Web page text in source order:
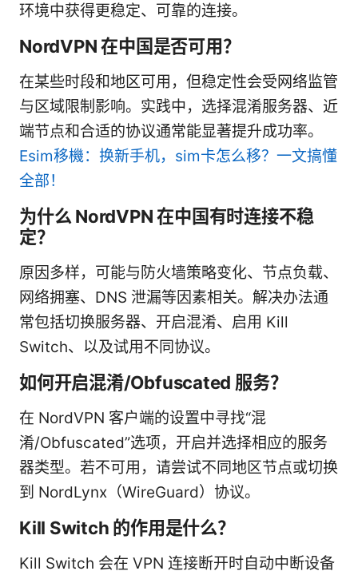
环境中获得更稳定、可靠的连接。
NordVPN 在中国是否可用？
在某些时段和地区可用，但稳定性会受网络监管
与区域限制影响。实践中，选择混淆服务器、近
端节点和合适的协议通常能显著提升成功率。
Esim移機：换新手机，sim卡怎么移？一文搞懂
全部！
为什么 NordVPN 在中国有时连接不稳
定？
原因多样，可能与防火墙策略变化、节点负载、
网络拥塞、DNS 泄漏等因素相关。解决办法通
常包括切换服务器、开启混淆、启用 Kill
Switch、以及试用不同协议。
如何开启混淆/Obfuscated 服务？
在 NordVPN 客户端的设置中寻找“混
淆/Obfuscated”选项，开启并选择相应的服务
器类型。若不可用，请尝试不同地区节点或切换
到 NordLynx（WireGuard）协议。
Kill Switch 的作用是什么？
Kill Switch 会在 VPN 连接断开时自动中断设备